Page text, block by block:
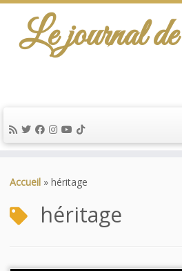
au
Le journal
Accueil » héritage
héritage